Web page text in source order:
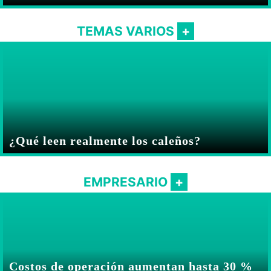
TEMAS VARIOS
¿Qué leen realmente los caleños?
EMPRESARIO
Costos de operación aumentan hasta 30 %